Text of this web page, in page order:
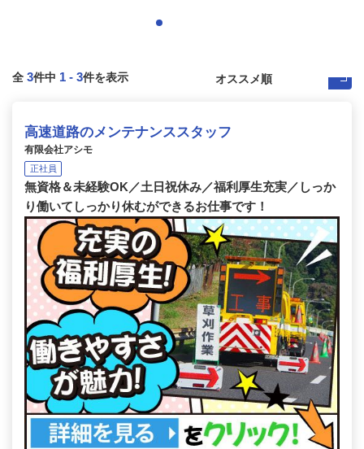
全 3件中 1 - 3件を表示
高速道路のメンテナンススタッフ
有限会社アシモ
正社員
無資格＆未経験OK／土日祝休み／福利厚生充実／しっか
り働いてしっかり休むができるお仕事です！